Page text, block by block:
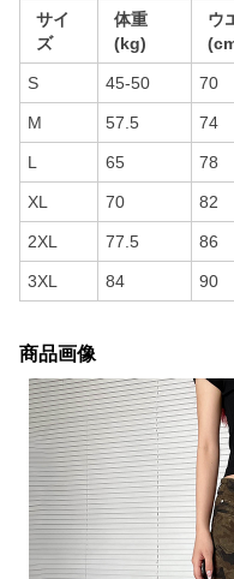
サイ
ズ
体重
(kg)
ウ
S 45-50 70
M 57.5 74
L 65 78
XL 70 82
2XL 77.5 86
3XL 84 90
商品画像